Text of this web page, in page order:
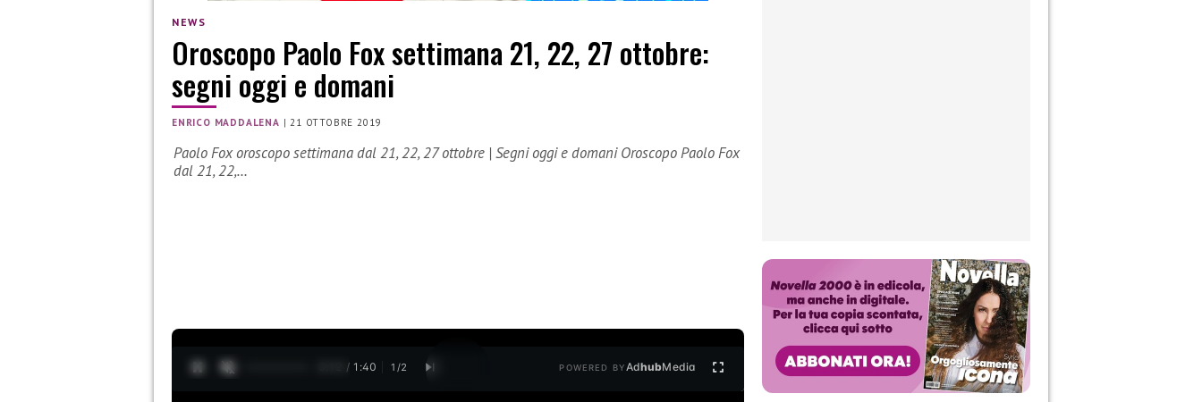
NEWS
Oroscopo Paolo Fox settimana 21, 22, 27 ottobre:
segni oggi e domani
ENRICO MADDALENA |21 OTTOBRE 2019
Paolo Fox oroscopo settimana dal 21, 22, 27 ottobre | Segni oggi e domani Oroscopo Paolo Fox
dal 21, 22,…
0:13 / 1:40 1 /2 POWERED BYAdhubMedia